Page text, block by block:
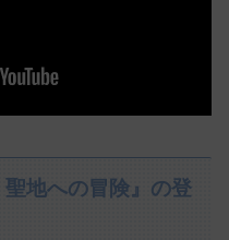
地への冒険』の登